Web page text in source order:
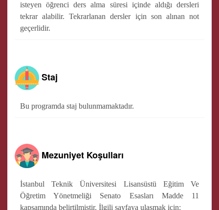
isteyen öğrenci ders alma süresi içinde aldığı dersleri
tekrar alabilir. Tekrarlanan dersler için son alınan not
geçerlidir.
Staj
Bu programda staj bulunmamaktadır.
Mezuniyet Koşulları
İstanbul Teknik Üniversitesi Lisansüstü Eğitim Ve
Öğretim Yönetmeliği Senato Esasları Madde 11
kapsamında belirtilmiştir. İlgili sayfaya ulaşmak için: